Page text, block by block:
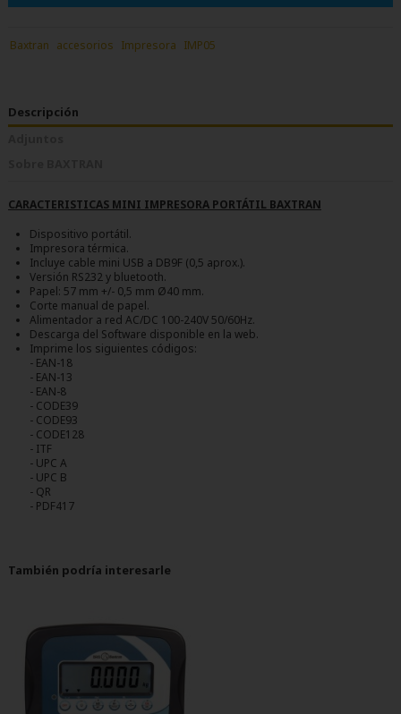
Baxtran accesorios Impresora IMP05
Descripción
CARACTERISTICAS MINI IMPRESORA PORTÁTIL BAXTRAN
Dispositivo portátil.
Impresora térmica.
Incluye cable mini USB a DB9F (0,5 aprox.).
Versión RS232 y bluetooth.
Papel: 57 mm +/- 0,5 mm Ø40 mm.
Corte manual de papel.
Alimentador a red AC/DC 100-240V 50/60Hz.
Descarga del Software disponible en la web.
Imprime los siguientes códigos:
- EAN-18
- EAN-13
- EAN-8
- CODE39
- CODE93
- CODE128
- ITF
- UPC A
- UPC B
- QR
- PDF417
También podría interesarle